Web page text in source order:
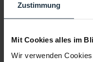
Zustimmung
Mit Cookies alles im
Wir verwenden